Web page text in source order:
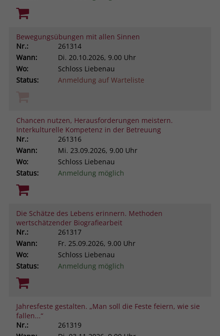
Bewegungsübungen mit allen Sinnen
Nr.:
261314
Wann:
Di. 20.10.2026, 9.00 Uhr
Wo:
Schloss Liebenau
Status:
Anmeldung auf Warteliste
Chancen nutzen, Herausforderungen meistern.
Interkulturelle Kompetenz in der Betreuung
Nr.:
261316
Wann:
Mi. 23.09.2026, 9.00 Uhr
Wo:
Schloss Liebenau
Status:
Anmeldung möglich
Die Schätze des Lebens erinnern. Methoden
wertschätzender Biografiearbeit
Nr.:
261317
Wann:
Fr. 25.09.2026, 9.00 Uhr
Wo:
Schloss Liebenau
Status:
Anmeldung möglich
Jahresfeste gestalten. „Man soll die Feste feiern, wie sie
fallen...“
Nr.:
261319